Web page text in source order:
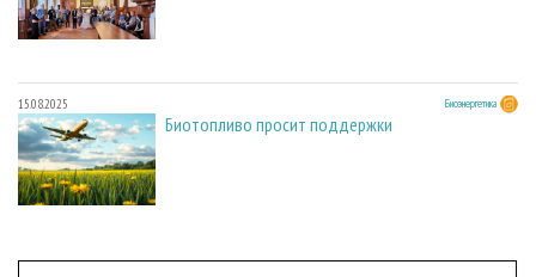
15.08.2025 Биоэнергетика
Биотопливо просит поддержки